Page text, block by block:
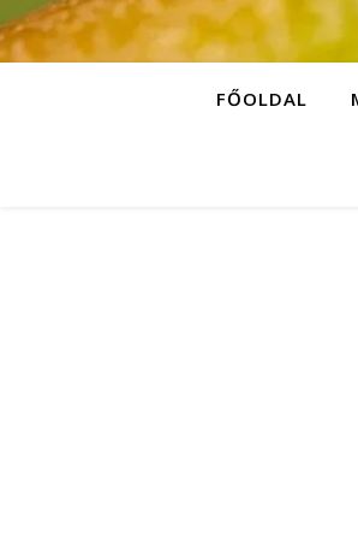
FŐOLDAL